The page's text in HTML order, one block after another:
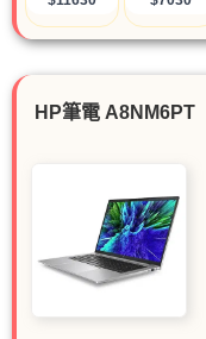
HP筆電 A8NM6PT